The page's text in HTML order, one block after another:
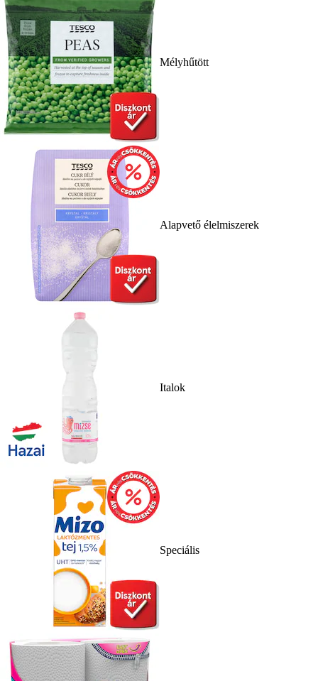
Mélyhűtött
Alapvető élelmiszerek
Italok
Speciális